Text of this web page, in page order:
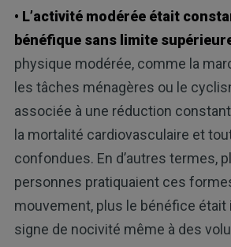
• L’activité modérée était
bénéfique sans limite
physique modérée, comme la
les tâches ménagères ou le
associée à une réduction
la mortalité cardiovasculaire et
confondues. En d’autres termes,
personnes pratiquaient ces
mouvement, plus le bénéfice était
signe de nocivité même à des